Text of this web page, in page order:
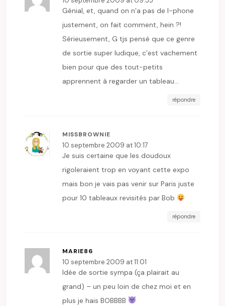
Génial, et, quand on n’a pas de I-phone
justement, on fait comment, hein ?!
Sérieusement, G tjs pensé que ce genre
de sortie super ludique, c’est vachement
bien pour que des tout-petits
apprennent à regarder un tableau…
répondre
MISSBROWNIE
10 septembre 2009 at 10:17
Je suis certaine que les doudoux
rigoleraient trop en voyant cette expo
mais bon je vais pas venir sur Paris juste
pour 10 tableaux revisités par Bob
répondre
MARIE86
10 septembre 2009 at 11:01
Idée de sortie sympa (ça plairait au
grand) – un peu loin de chez moi et en
plus je hais BOBBBB